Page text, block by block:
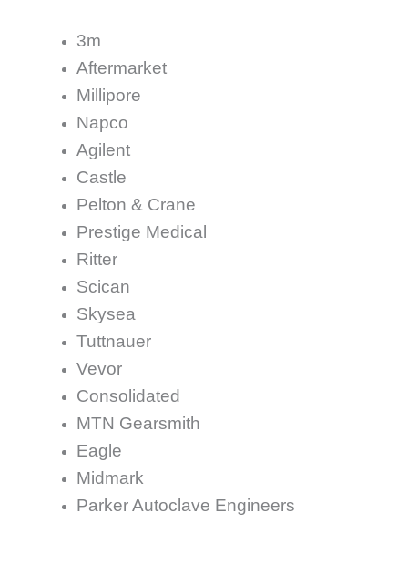
3m
Aftermarket
Millipore
Napco
Agilent
Castle
Pelton & Crane
Prestige Medical
Ritter
Scican
Skysea
Tuttnauer
Vevor
Consolidated
MTN Gearsmith
Eagle
Midmark
Parker Autoclave Engineers